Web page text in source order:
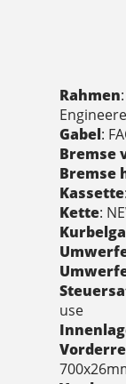
Rahmen
Gabel:
Bremse
Bremse
Kassette
Kette:
use